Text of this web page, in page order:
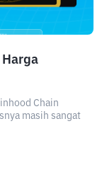
Chain
masih sangat